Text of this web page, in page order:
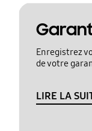
Enregistrez
de votre
LIRE LA